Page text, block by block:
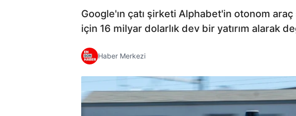
Google'ın çatı şirketi Alphabet'in otonom
için 16 milyar dolarlık dev bir yatırım alarak
Haber Merkezi